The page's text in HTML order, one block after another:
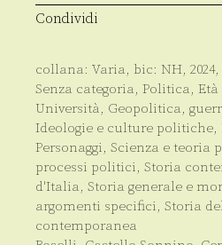
Condividi
collana: Varia, bic: NH, 2024,
Senza categoria, Politica,
Università, Geopolitica,
Ideologie e culture politiche,
Personaggi, Scienza e teoria
processi politici, Storia
d'Italia, Storia generale e
argomenti specifici, Storia
contemporanea